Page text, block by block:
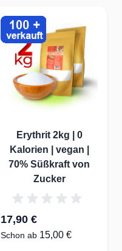
Erythrit 2kg | 0
Kalorien | vegan |
70% Süßkraft von
Zucker
17,90 €
Schon ab 15,00 €